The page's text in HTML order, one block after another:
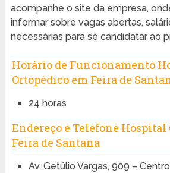
acompanhe o site da empresa,
informar sobre vagas abertas,
necessárias para se candidatar ao
Horário de Funcionamento
Ortopédico em Feira de
24 horas
Endereço e Telefone Hospital
Feira de Santana
Av. Getúlio Vargas, 909 –